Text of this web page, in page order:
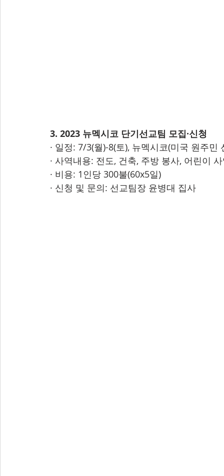
3. 2023 뉴멕시코 단기선교팀 모집·신청
· 일정: 7/3(월)-8(토), 뉴멕시코(미국 원주민
· 사역내용: 전도, 건축, 주방 봉사, 어린이
· 비용: 1인당 300불(60x5일)
· 신청 및 문의: 선교팀장 윤병대 집사